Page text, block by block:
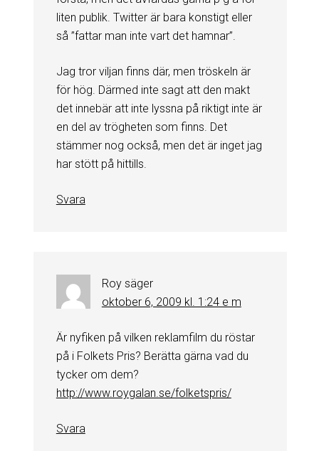
liten publik. Twitter är bara konstigt eller
så ”fattar man inte vart det hamnar”.
Jag tror viljan finns där, men tröskeln är
för hög. Därmed inte sagt att den makt
det innebär att inte lyssna på riktigt inte är
en del av trögheten som finns. Det
stämmer nog också, men det är inget jag
har stött på hittills.
Svara
Roy säger
oktober 6, 2009 kl. 1:24 e m
Är nyfiken på vilken reklamfilm du röstar
på i Folkets Pris? Berätta gärna vad du
tycker om dem?
http://www.roygalan.se/folketspris/
Svara